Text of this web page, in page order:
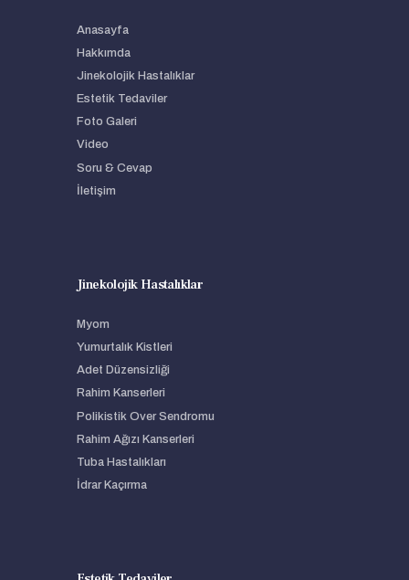
Anasayfa
Hakkımda
Jinekolojik Hastalıklar
Estetik Tedaviler
Foto Galeri
Video
Soru & Cevap
İletişim
Jinekolojik Hastalıklar
Myom
Yumurtalık Kistleri
Adet Düzensizliği
Rahim Kanserleri
Polikistik Over Sendromu
Rahim Ağızı Kanserleri
Tuba Hastalıkları
İdrar Kaçırma